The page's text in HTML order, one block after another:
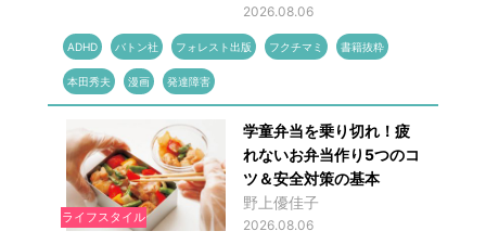
2026.08.06
ADHD バトン社 フォレスト出版 フクチマミ 書籍抜粋
本田秀夫 漫画 発達障害
ライフスタイル
学童弁当を乗り切れ！疲
れないお弁当作り5つのコ
ツ＆安全対策の基本
野上優佳子
2026.08.06